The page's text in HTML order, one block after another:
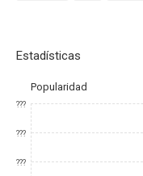
Estadísticas
Popularidad
???
???
???